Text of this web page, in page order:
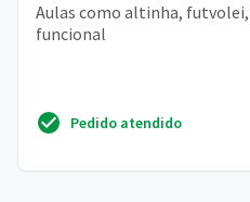
Aulas como altinha,
funcional
Pedido atendido